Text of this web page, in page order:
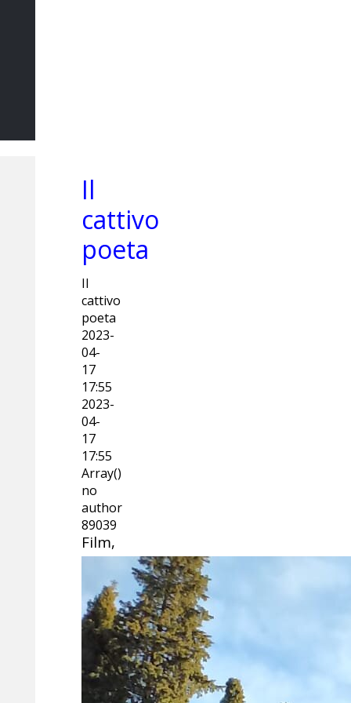
Il
cattivo
poeta
Il
cattivo
poeta
2023-
04-
17
17:55
2023-
04-
17
17:55
Array()
no
author
89039
Film,